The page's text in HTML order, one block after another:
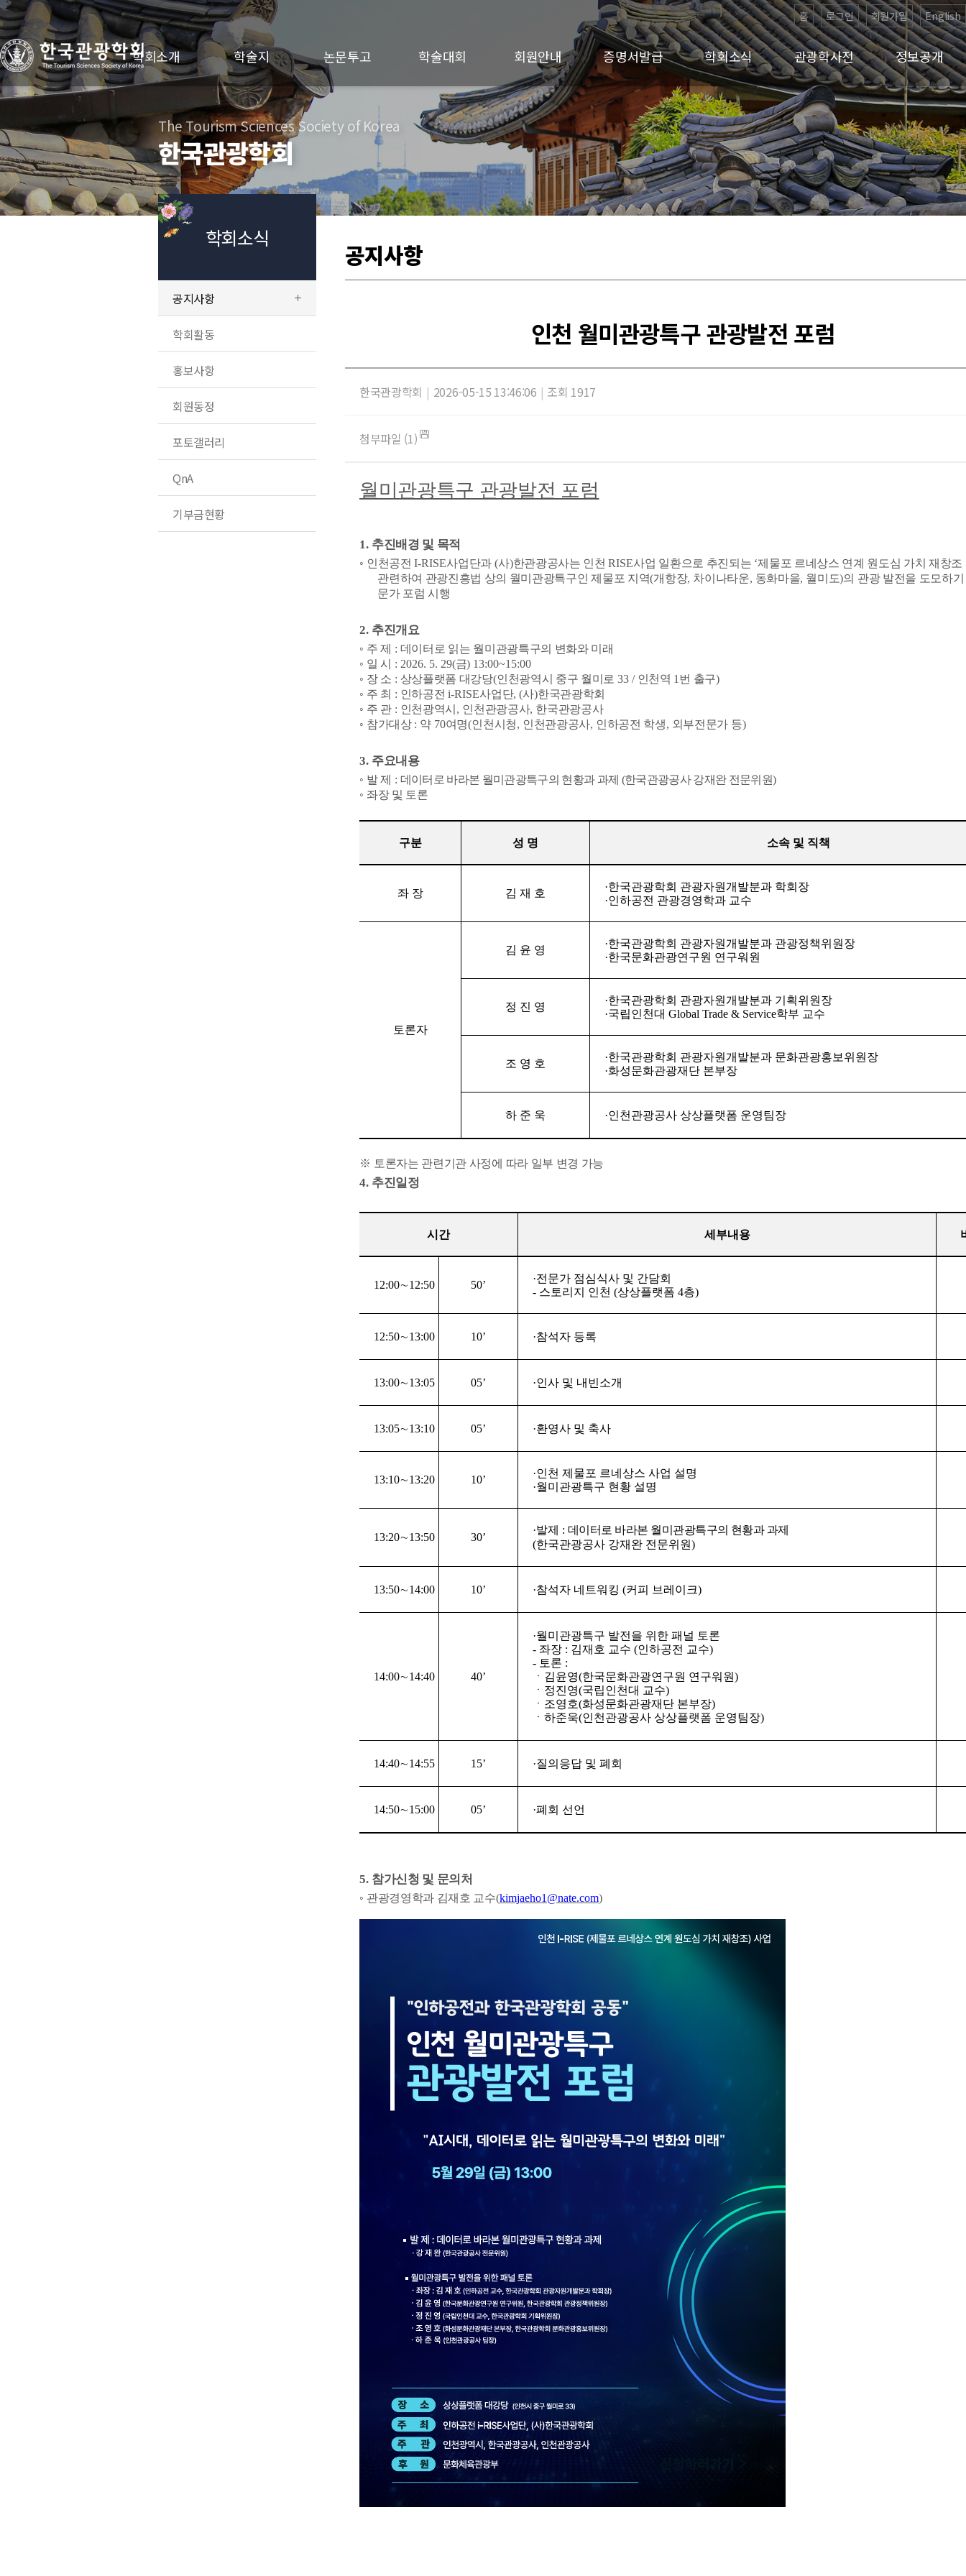
홈 로그인 회원가입 English
학회소개 학술지 논문투고 학술대회 회원안내 증명서발급 학회소식 관광학사전 정보공개
The Tourism Sciences Society of Korea
한국관광학회
학회소식
공지사항
학회활동
홍보사항
회원동정
포토갤러리
QnA
기부금현황
공지사항
인천 월미관광특구 관광발전 포럼
한국관광학회 | 2026-05-15 13:46:06 | 조회 1917
첨부파일 (1)
월미관광특구 관광발전 포럼
1. 추진배경 및 목적
◦ 인천공전I-RISE사업단과 (사)한관광공사는 인천RISE사업 일환으로 추진되는 ‘제물포 르네상스 연계 원도심 가치 재창조
관련하여 관광진흥법 상의 월미관광특구인 제물포 지역(개항장, 차이나타운, 동화마을, 월미도)의 관광 발전을 도모하
문가 포럼 시행
2. 추진개요
◦ 주 제 : 데이터로 읽는 월미관광특구의 변화와 미래
◦ 일 시 : 2026. 5. 29(금) 13:00~15:00
◦ 장 소 : 상상플랫폼 대강당(인천광역시 중구 월미로 33 / 인천역 1 번 출구)
◦ 주 최 : 인하공전i-RISE사업단, (사)한국관광학회
◦ 주 관 : 인천광역시 , 인천관광공사, 한국관광공사
◦ 참가대상 : 약 70여명(인천시청, 인천관광공사, 인하공전 학생, 외부전문가 등)
3. 주요내용
◦ 발 제 : 데이터로 바라본 월미관광특구의 현황과 과제 (한국관광공사 강재완 전문위원)
◦ 좌장 및 토론
구분 성 명 소속 및 직책
좌 장 김 재 호
·한국관광학회 관광자원개발분과 학회장
·인하공전 관광경영학과 교수
토론자
김 윤 영
·한국관광학회 관광자원개발분과 관광정책위원장
·한국문화관광연구원 연구워원
정 진 영
·한국관광학회 관광자원개발분과 기획위원장
·국립인천대 Global Trade & Service학부 교수
조 영 호
·한국관광학회 관광자원개발분과 문화관광홍보위원장
·화성문화관광재단 본부장
하 준 욱 ·인천관광공사 상상플랫폼 운영팀장
※ 토론자는 관련기관 사정에 따라 일부 변경 가능
4. 추진일정
시간 세부내용
12:00∼12:50 50’
·전문가 점심식사 및 간담회
- 스토리지 인천 (상상플랫폼 4층)
12:50∼13:00 10’ ·참석자 등록
13:00∼13:05 05’ ·인사 및 내빈소개
13:05∼13:10 05’ ·환영사 및 축사
13:10∼13:20 10’
·인천 제물포 르네상스 사업 설명
·월미관광특구 현황 설명
13:20∼13:50 30’
·발제 : 데이터로 바라본 월미관광특구의 현황과 과제
(한국관광공사 강재완 전문위원)
13:50∼14:00 10’ ·참석자 네트워킹 (커피 브레이크)
14:00∼14:40 40’
·월미관광특구 발전을 위한 패널 토론
- 좌장 : 김재호 교수 (인하공전 교수)
- 토론 :
ㆍ 김윤영(한국문화관광연구원 연구워원)
ㆍ 정진영(국립인천대 교수)
ㆍ조영호(화성문화관광재단 본부장)
ㆍ 하준욱(인천관광공사 상상플랫폼 운영팀장)
14:40∼14:55 15’ ·질의응답 및 폐회
14:50∼15:00 05’ ·폐회 선언
5. 참가신청 및 문의처
◦ 관광경영학과 김재호 교수(kimjaeho1@nate.com)